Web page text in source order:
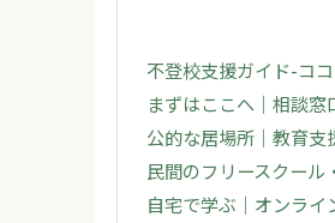
不登校支援ガイド-コ
まずはここへ｜相談窓
公的な居場所｜教育支
民間のフリースクール
自宅で学ぶ｜オンラ